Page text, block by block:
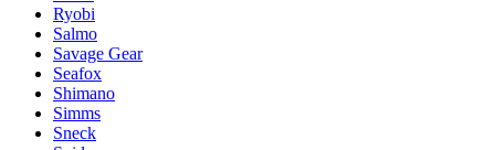
Ryobi
Salmo
Savage Gear
Seafox
Shimano
Simms
Sneck